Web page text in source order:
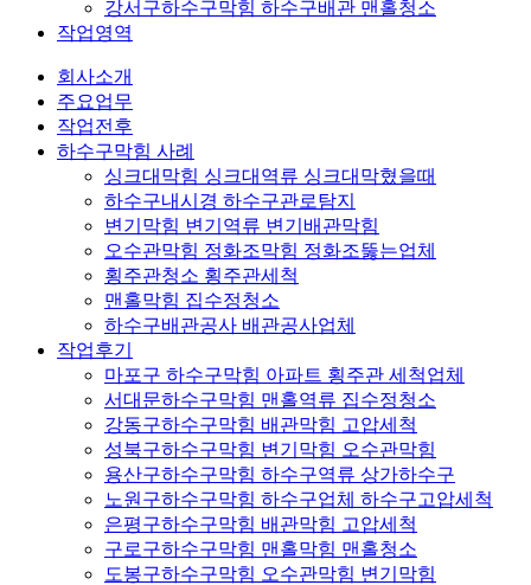
강서구하수구막힘 하수구배관 맨홀청소
작업영역
회사소개
주요업무
작업전후
하수구막힘 사례
싱크대막힘 싱크대역류 싱크대막혔을때
하수구내시경 하수구관로탐지
변기막힘 변기역류 변기배관막힘
오수관막힘 정화조막힘 정화조뚫는업체
횡주관청소 횡주관세척
맨홀막힘 집수정청소
하수구배관공사 배관공사업체
작업후기
마포구 하수구막힘 아파트 횡주관 세척업체
서대문하수구막힘 맨홀역류 집수정청소
강동구하수구막힘 배관막힘 고압세척
성북구하수구막힘 변기막힘 오수관막힘
용산구하수구막힘 하수구역류 상가하수구
노원구하수구막힘 하수구업체 하수구고압세척
은평구하수구막힘 배관막힘 고압세척
구로구하수구막힘 맨홀막힘 맨홀청소
도봉구하수구막힘 오수관막힘 변기막힘